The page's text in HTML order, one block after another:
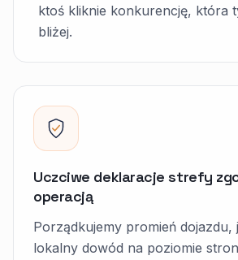
ktoś kliknie konkurencję, która
bliżej.
Uczciwe deklaracje strefy
operacją
Porządkujemy promień dojazdu,
lokalny dowód na poziomie